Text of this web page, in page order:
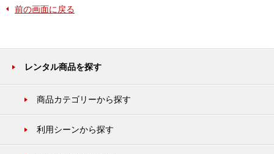
前の画面に戻る
レンタル商品を探す
商品カテゴリーから探す
利用シーンから探す